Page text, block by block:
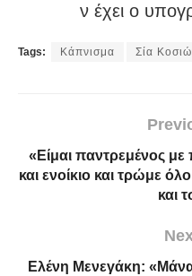
ν έχει ο
Tags: Κάπνισμα Σία
«Είμαι παντρεμένος
και ενοίκιο και τρώμε
και
Ελένη Μενεγάκη: